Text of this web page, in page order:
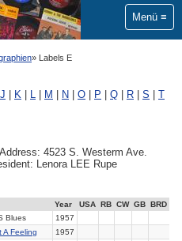
Menü
Labels E
J K L M N O P Q R S
T
4523 S. Westerm Ave.
Lenora LEE Rupe
Year USA RB CW GB BRD
Blues
1957
A Feeling
1957